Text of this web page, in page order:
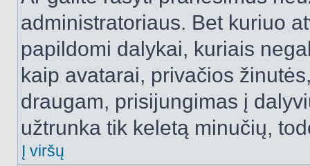
administratoriaus. Bet kuriuo
papildomi dalykai, kuriais
kaip avatarai, privačios
draugam, prisijungimas į
užtrunka tik keletą minučių,
Į viršų